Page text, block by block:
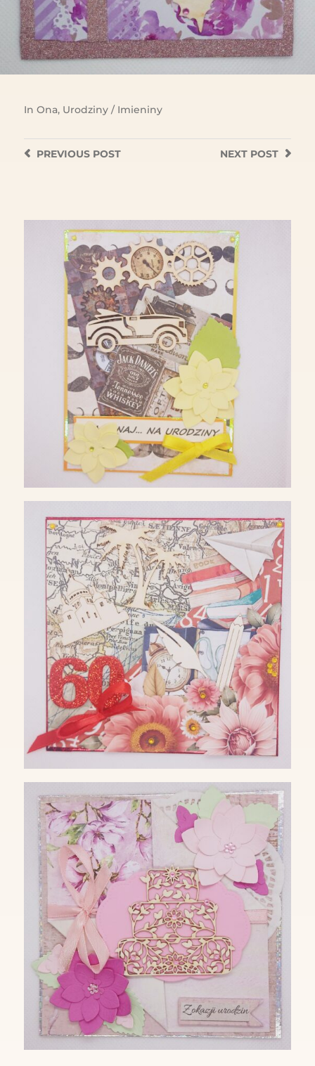
In Ona, Urodziny / Imieniny
NEXT POST
PREVIOUSPOST